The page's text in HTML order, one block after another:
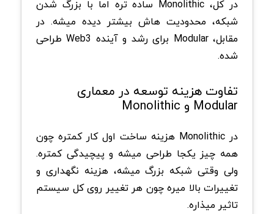
در کل، Monolithic ساده تره اما با بزرگ شدن
شبکه، محدودیت هاش بیشتر دیده میشه. در
مقابل، Modular برای رشد و آینده Web3 طراحی
شده.
تفاوت هزینه توسعه در معماری
Modular و Monolithic
در Monolithic هزینه ساخت اول کار کمتره چون
همه چیز یکجا طراحی میشه و پیچیدگی کمتره.
ولی وقتی شبکه بزرگ میشه، هزینه نگهداری و
تغییرات بالا میره چون هر تغییر روی کل سیستم
تاثیر میذاره.